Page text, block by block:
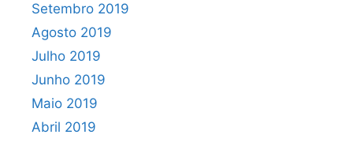
Setembro 2019
Agosto 2019
Julho 2019
Junho 2019
Maio 2019
Abril 2019